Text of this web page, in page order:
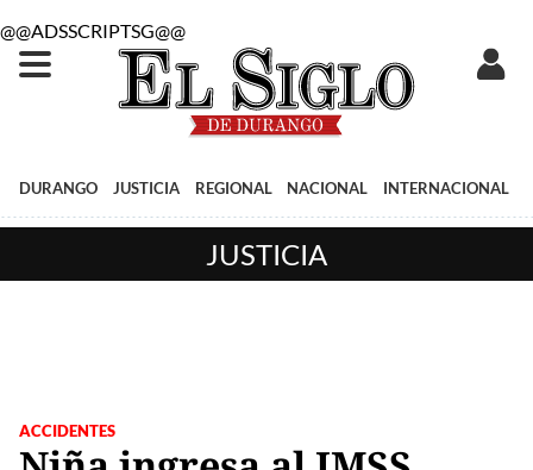
@@ADSSCRIPTSG@@
DURANGO JUSTICIA REGIONAL NACIONAL INTERNACIONAL
JUSTICIA
ACCIDENTES